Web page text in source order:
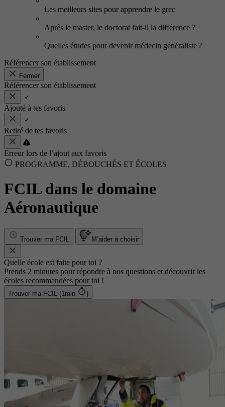
Les meilleurs sites pour apprendre le grec
Après le master, le doctorat fait-il la différence ?
Quelles études pour devenir médecin généraliste ?
Référencer son établissement
Fermer
Référencer son établissement
Ajouté à tes favoris
Retiré de tes favoris
Erreur lors de l’ajout aux favoris
PROGRAMME, DÉBOUCHÉS ET ÉCOLES
FCIL dans le domaine
Aéronautique
Trouver ma FCIL M’aider à choisir
Quelle école est faite pour toi ?
Prends 2 minutes pour répondre à nos questions et découvrir les
écoles recommandées pour toi !
Trouver ma FCIL (1min )